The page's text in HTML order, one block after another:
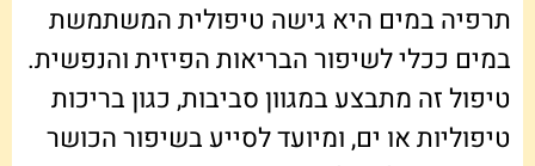
תרפיה במים היא גישה טיפולית המשתמשת
במים ככלי לשיפור הבריאות הפיזית והנפשית.
טיפול זה מתבצע במגוון סביבות, כגון בריכות
טיפוליות או ים, ומיועד לסייע בשיפור הכושר